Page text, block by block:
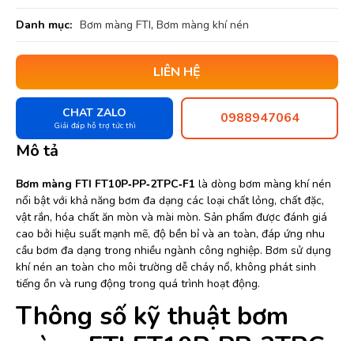
Danh mục: Bơm màng FTI, Bơm màng khí nén
LIÊN HỆ
CHAT ZALO
Giải đáp hỗ trợ tức thì 0988947064
Mô tả
Bơm màng FTI FT10P‐PP‐2TPC‐F1 là dòng bơm màng khí nén
nổi bật với khả năng bơm đa dạng các loại chất lỏng, chất đặc,
vật rắn, hóa chất ăn mòn và mài mòn. Sản phẩm được đánh giá
cao bởi hiệu suất mạnh mẽ, độ bền bỉ và an toàn, đáp ứng nhu
cầu bơm đa dạng trong nhiều ngành công nghiệp. Bơm sử dụng
khí nén an toàn cho môi trường dễ cháy nổ, không phát sinh
tiếng ồn và rung động trong quá trình hoạt động.
Thông số kỹ thuật bơm